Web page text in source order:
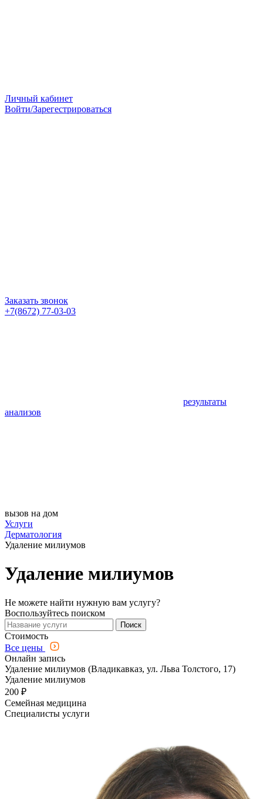
Личный кабинет
Войти/Зарегестрироваться
Заказать звонок
+7(8672) 77-03-03
результаты
анализов
вызов на дом
Услуги
Дерматология
Удаление милиумов
Удаление милиумов
Не можете найти нужную вам услугу?
Воспользуйтесь поиском
Поиск
Стоимость
Все цены
Онлайн запись
Удаление милиумов (Владикавказ, ул. Льва Толстого, 17)
Удаление милиумов
200 ₽
Семейная медицина
Специалисты услуги